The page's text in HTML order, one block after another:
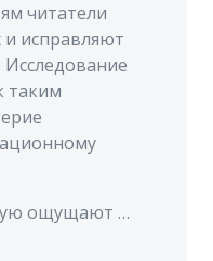
читатели
исправляют
таким
ощущают …